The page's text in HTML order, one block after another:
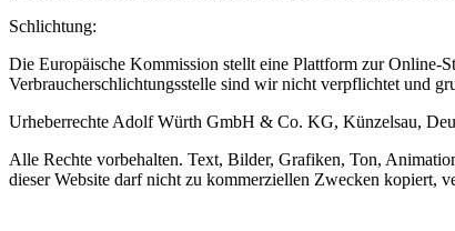
Schlichtung:
Die Europäische Kommission stellt eine Plattform zur Online-
Verbraucherschlichtungsstelle sind wir nicht verpflichtet und
Urheberrechte Adolf Würth GmbH & Co. KG, Künzelsau,
Alle Rechte vorbehalten. Text, Bilder, Grafiken, Ton,
dieser Website darf nicht zu kommerziellen Zwecken kopiert,